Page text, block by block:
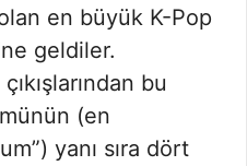
en büyük K-Pop
geldiler.
bu
(en
yanı sıra dört